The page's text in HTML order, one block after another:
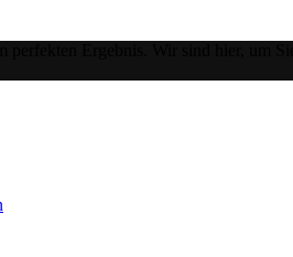
submenu for Über das Unternehmen